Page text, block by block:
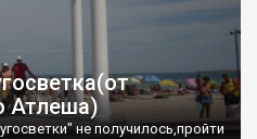
Атлеша)
не получилось,пройти